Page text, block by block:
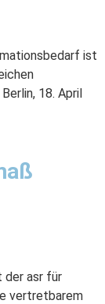
ist
18. April
der asr für
vertretbarem